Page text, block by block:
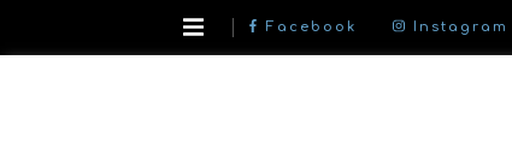
Facebook Instagram